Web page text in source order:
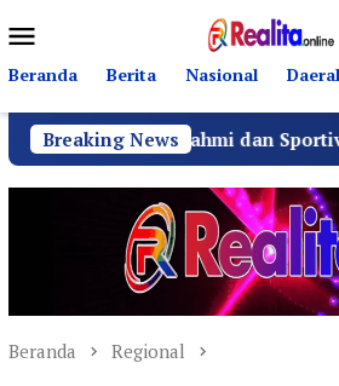
ke
kontenMobile
Beranda Berita Nasional
Breaking News
Silaturahmi dan Sportivitas
Beranda Regional